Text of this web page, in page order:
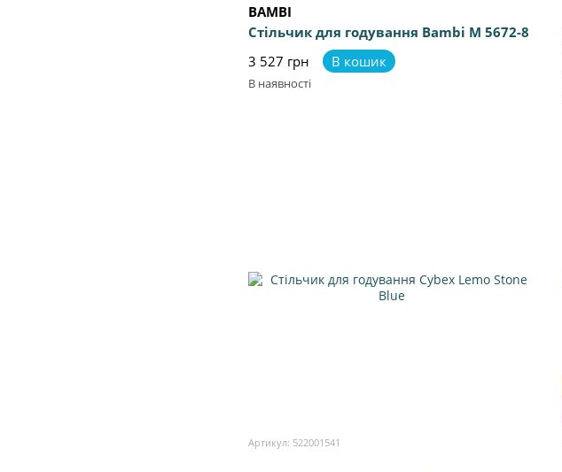
BAMBI
Стільчик для годування Bambi M 5672-8
3 527 грн
В кошик
В наявності
Артикул: 522001541